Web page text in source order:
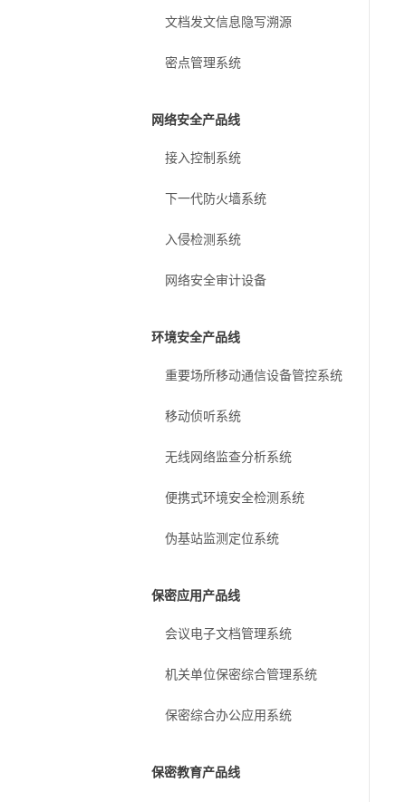
文档发文信息隐写溯源
密点管理系统
网络安全产品线
接入控制系统
下一代防火墙系统
入侵检测系统
网络安全审计设备
环境安全产品线
重要场所移动通信设备管控系统
移动侦听系统
无线网络监查分析系统
便携式环境安全检测系统
伪基站监测定位系统
保密应用产品线
会议电子文档管理系统
机关单位保密综合管理系统
保密综合办公应用系统
保密教育产品线